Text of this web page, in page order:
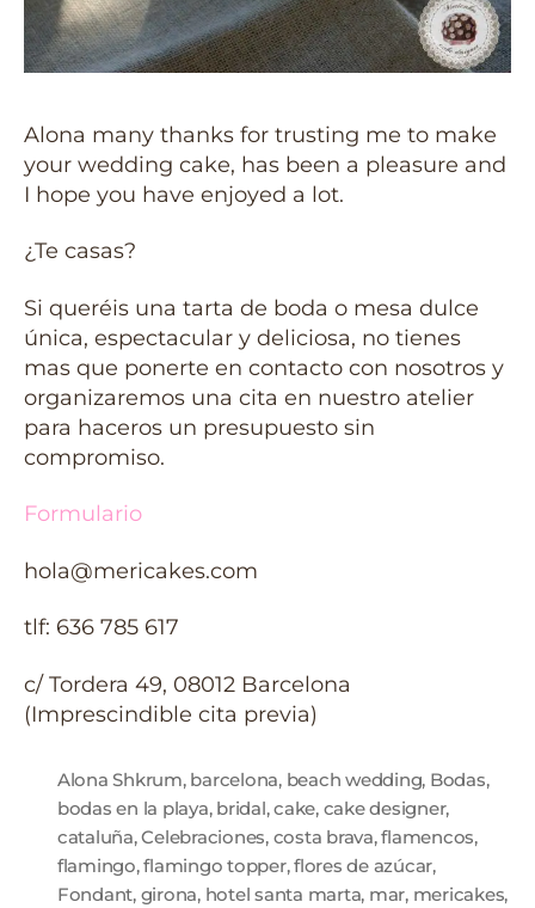
Alona many thanks for trusting me to make
your wedding cake, has been a pleasure and
I hope you have enjoyed a lot.
¿Te casas?
Si queréis una tarta de boda o mesa dulce
única, espectacular y deliciosa, no tienes
mas que ponerte en contacto con nosotros y
organizaremos una cita en nuestro atelier
para haceros un presupuesto sin
compromiso.
Formulario
hola@mericakes.com
tlf: 636 785 617
c/ Tordera 49, 08012 Barcelona
(Imprescindible cita previa)
Alona Shkrum, barcelona, beach wedding, Bodas,
bodas en la playa, bridal,cake, cake designer,
cataluña,Celebraciones, costa brava,flamencos,
flamingo,flamingo topper,flores de azúcar,
Fondant, girona, hotel santa marta, mar, mericakes,